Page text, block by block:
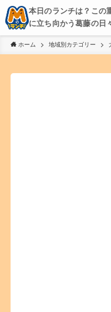
本日のランチは？この
に立ち向かう葛藤の日
京都・神戸を中心とし
き、飲み歩きを綴る。
ホーム 地域別カテゴリー